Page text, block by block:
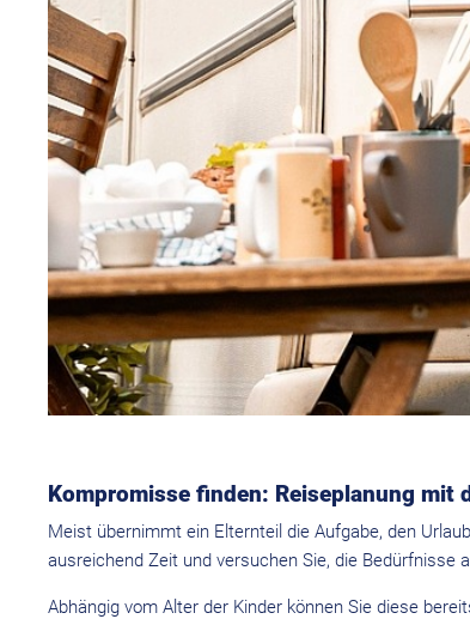
Kompromisse finden: Reiseplanung mit
Meist übernimmt ein Elternteil die Aufgabe, den
ausreichend Zeit und versuchen Sie, die Bedürfnisse
Abhängig vom Alter der Kinder können Sie diese